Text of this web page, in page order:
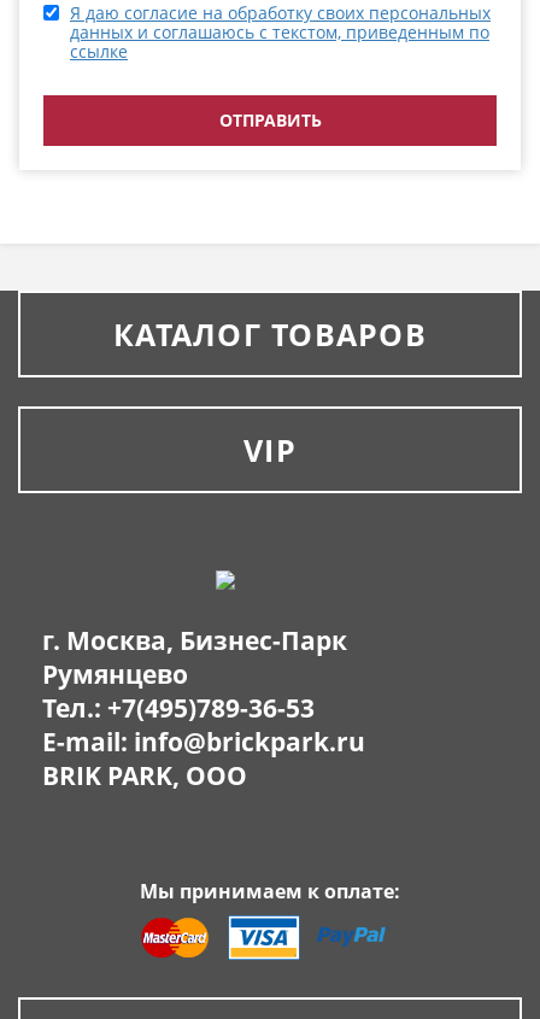
Я даю согласие на обработку своих персональных
данных и соглашаюсь с текстом, приведенным по
ссылке
КАТАЛОГ ТОВАРОВ
VIP
г. Москва, Бизнес-Парк
Румянцево
Тел.: +7(495)789-36-53
E-mail: info@brickpark.ru
BRIK PARK, OOO
Мы принимаем к оплате: